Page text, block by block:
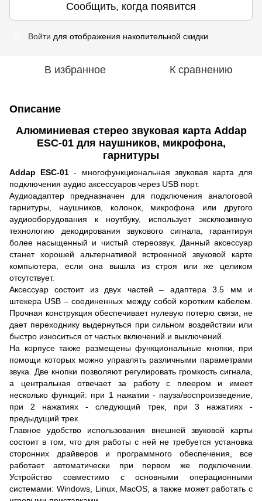
Сообщить, когда появится
Войти для отображения накопительной скидки
В избранное К сравнению
Описание
Алюминиевая стерео звуковая карта Addap
ESC-01 для наушников, микрофона,
гарнитуры
Addap ESC-01 - многофункциональная звуковая карта для
подключения аудио аксессуаров через USB порт.
Аудиоадаптер предназначен для подключения аналоговой
гарнитуры, наушников, колонок, микрофона или другого
аудиооборудования к ноутбуку, использует эксклюзивную
технологию декодирования звукового сигнала, гарантируя
более насыщенный и чистый стереозвук. Данный аксессуар
станет хорошей альтернативой встроенной звуковой карте
компьютера, если она вышла из строя или же целиком
отсутствует.
Аксессуар состоит из двух частей – адаптера 3.5 мм и
штекера USB – соединенных между собой коротким кабелем.
Прочная конструкция обеспечивает нулевую потерю связи, не
дает переходнику выдернуться при сильном воздействии или
быстро износиться от частых включений и выключений.
На корпусе также размещены функциональные кнопки, при
помощи которых можно управлять различными параметрами
звука. Две кнопки позволяют регулировать громкость сигнала,
а центральная отвечает за работу с плеером и имеет
несколько функций: при 1 нажатии - пауза/воспроизведение,
при 2 нажатиях - следующий трек, при 3 нажатиях -
предыдущий трек.
Главное удобство использования внешней звуковой карты
состоит в том, что для работы с ней не требуется установка
сторонних драйверов и программного обеспечения, все
работает автоматически при первом же подключении.
Устройство совместимо с основными операционными
системами: Windows, Linux, MacOS, а также может работать с